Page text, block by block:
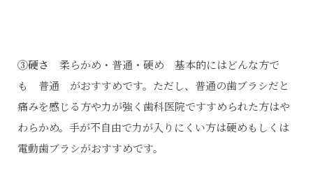
③硬さ
柔らかめ・普通・硬め 基本的にはどんな方で
も 普通 がおすすめです。ただし、普通の歯ブラシだと
痛みを感じる方や力が強く歯科医院ですすめられた方はや
わらかめ。手が不自由で力が入りにくい方は硬めもしくは
電動歯ブラシがおすすめです。